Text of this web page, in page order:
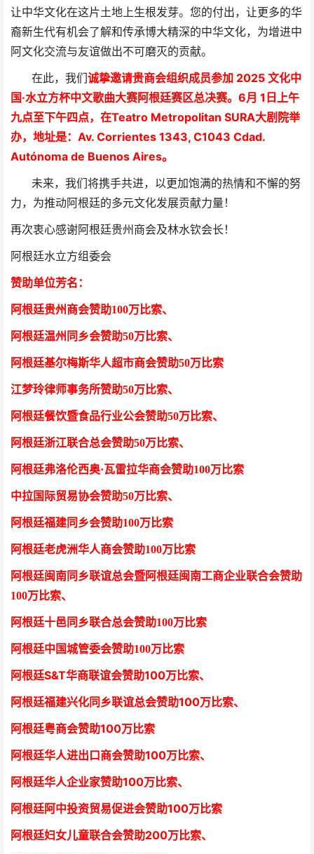
让中华文化在这片土地上生根发芽。您的付出，让更多的华
裔新生代有机会了解和传承博大精深的中华文化，为增进中
阿文化交流与友谊做出不可磨灭的贡献。
在此，我们诚挚邀请贵商会组织成员参加 2025 文化中
国·水立方杯中文歌曲大赛阿根廷赛区总决赛。6月 1日上午
九点至下午四点，在Teatro Metropolitan SURA大剧院举
办，地址是：Av. Corrientes 1343, C1043 Cdad.
Autónoma de Buenos Aires。
未来，我们将携手共进，以更加饱满的热情和不懈的努
力，为推动阿根廷的多元文化发展贡献力量！
再次衷心感谢阿根廷贵州商会及林水钦会长！
阿根廷水立方组委会
赞助单位芳名：
阿根廷贵州商会赞助100万比索、
阿根廷温州同乡会赞助50万比索、
阿根廷基尔梅斯华人超市商会赞助50万比索
江梦玲律师事务所赞助50万比索、
阿根廷餐饮暨食品行业公会赞助50万比索、
阿根廷浙江联合总会赞助50万比索、
阿根廷弗洛伦西奥·瓦雷拉华商会赞助100万比索
中拉国际贸易协会赞助50万比索、
阿根廷福建同乡会赞助100万比索
阿根廷老虎洲华人商会赞助100万比索
阿根廷闽南同乡联谊总会暨阿根廷闽南工商企业联合会赞助
100万比索、
阿根廷十邑同乡联合总会赞助100万比索
阿根廷中国城管委会赞助100万比索
阿根廷S&T华商联谊会赞助100万比索、
阿根廷福建兴化同乡联谊总会赞助100万比索、
阿根廷粤商会赞助100万比索
阿根廷华人进出口商会赞助100万比索、
阿根廷华人企业家赞助100万比索、
阿根廷阿中投资贸易促进会赞助100万比索
阿根廷妇女儿童联合会赞助200万比索、